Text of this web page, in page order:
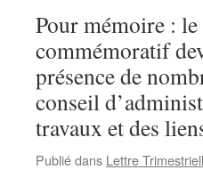
Pour mémoire :
commémoratif
présence de
conseil
travaux et des
Publié dans Lettre